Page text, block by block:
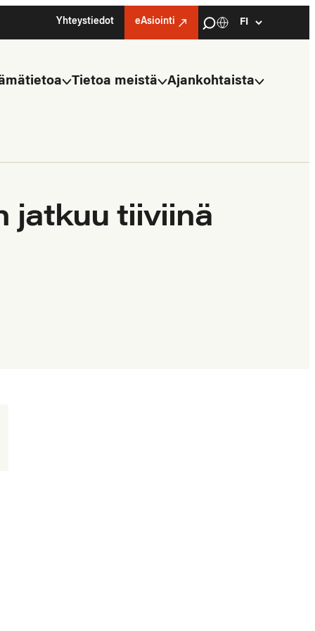
Yhteystiedot eAsiointi
Haku
Kielivalinta
Select
Tietoa meistä Ajankohtaista
jatkuu tiiviinä